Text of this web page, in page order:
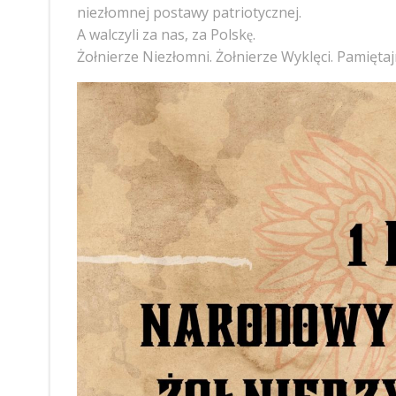
niezłomnej postawy patriotycznej.
A walczyli za nas, za Polskę.
Żołnierze Niezłomni. Żołnierze Wyklęci.